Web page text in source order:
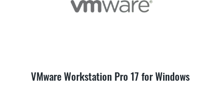
VMware Workstation Pro 17 for Windows